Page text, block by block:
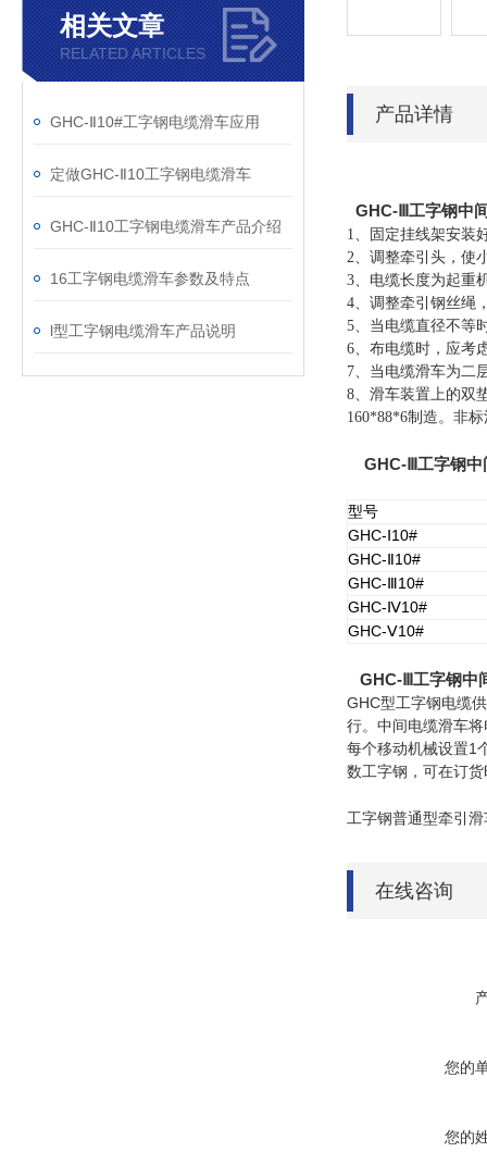
相关文章
RELATED ARTICLES
GHC-Ⅱ10#工字钢电缆滑车应用
定做GHC-Ⅱ10工字钢电缆滑车
GHC-Ⅱ10工字钢电缆滑车产品介绍
16工字钢电缆滑车参数及特点
l型工字钢电缆滑车产品说明
产品详情
GHC-Ⅲ工字钢中
1、固定挂线架安装
2、调整牵引头，使
3、电缆长度为起重
4、调整牵引钢丝绳
5、当电缆直径不等
6、布电缆时，应考
7、当电缆滑车为二
8、滑车装置上的双
160*88*6制造。非
GHC-Ⅲ工字钢中
型号
GHC- 10#
GHC- 10#
GHC-
10#
GHC- Ⅳ10#
GHC-Ⅴ10#
GHC-Ⅲ工字钢中
GHC型工字钢电缆
行。中间电缆滑车
每个移动机械设置1
数工字钢，可在订
工字钢普通型牵引
在线咨询
您的
您的